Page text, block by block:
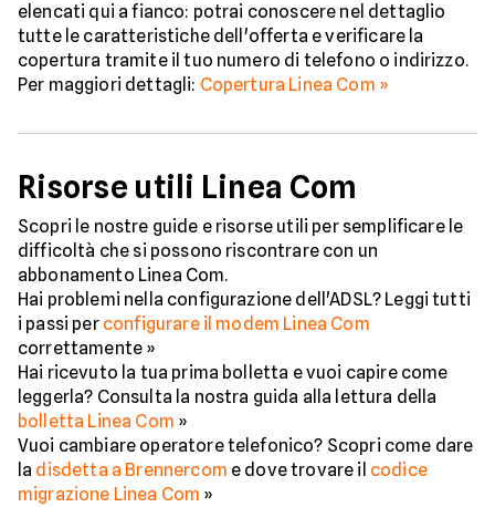
elencati qui a fianco: potrai conoscere nel dettaglio
tutte le caratteristiche dell'offerta e verificare la
copertura tramite il tuo numero di telefono o indirizzo.
Per maggiori dettagli: Copertura Linea Com »
Risorse utili Linea Com
Scopri le nostre guide e risorse utili per semplificare le
difficoltà che si possono riscontrare con un
abbonamento Linea Com.
Hai problemi nella configurazione dell'ADSL? Leggi tutti
i passi per configurare il modem Linea Com
correttamente »
Hai ricevuto la tua prima bolletta e vuoi capire come
leggerla? Consulta la nostra guida alla lettura della
bolletta Linea Com »
Vuoi cambiare operatore telefonico? Scopri come dare
la disdetta a Brennercom e dove trovare il codice
migrazione Linea Com »